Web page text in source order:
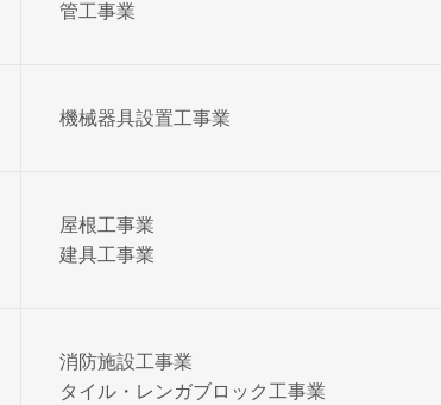
管工事業
機械器具設置工事業
屋根工事業
建具工事業
消防施設工事業
タイル・レンガブロック工事業